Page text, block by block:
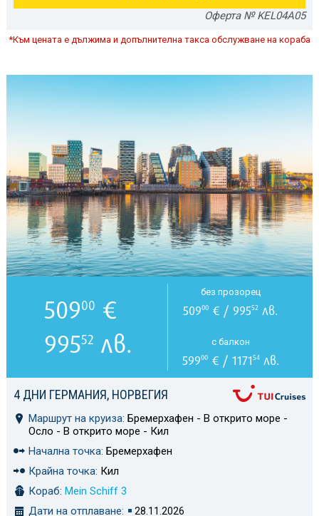
Оферта № KEL04A05
*Към цената е дължима и допълнителна такса обслужване на кораба
4 ДНИ ГЕРМАНИЯ, НОРВЕГИЯ
Маршрут на круиза: Бремерхафен - В открито море -
Осло - В открито море - Кил
Начална точка: Бремерхафен
Крайна точка: Кил
Кораб: Mein Schiff 3
Дати на отплаване:
28.11.2026
50900 €
99552 лв.
без прозорец
50900 € / 99552 лв.
с балкон
59900€ / 117154лв.